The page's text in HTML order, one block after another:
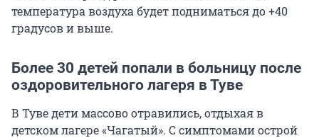
температура воздуха будет подниматься до +40
градусов и выше.
Более 30 детей попали в больницу после
оздоровительного лагеря в Туве
В Туве дети массово отравились, отдыхая в
детском лагере «Чагатый». С симптомами острой